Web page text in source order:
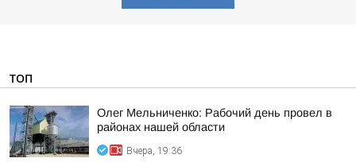
ТОП
Олег Мельниченко: Рабочий день провел в
районах нашей области
Вчера, 19:36